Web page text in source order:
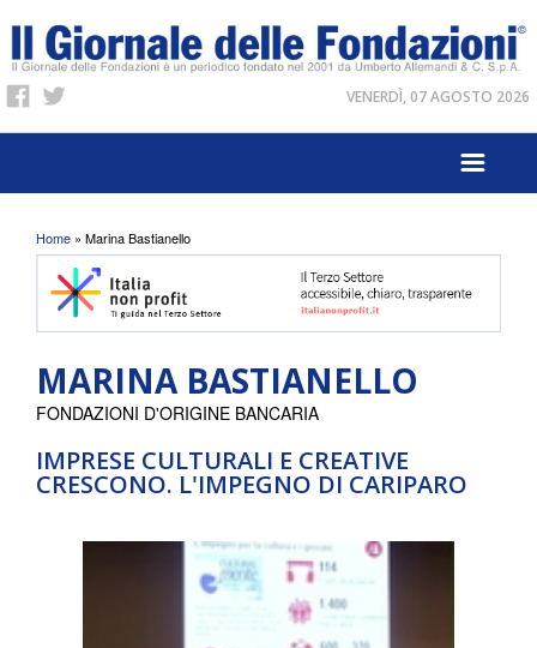
VENERDÌ, 07 AGOSTO 2026
Tu sei qui
Home » Marina Bastianello
MARINA BASTIANELLO
IMPRESE CULTURALI E CREATIVE
CRESCONO. L'IMPEGNO DI CARIPARO
FONDAZIONI D'ORIGINE BANCARIA